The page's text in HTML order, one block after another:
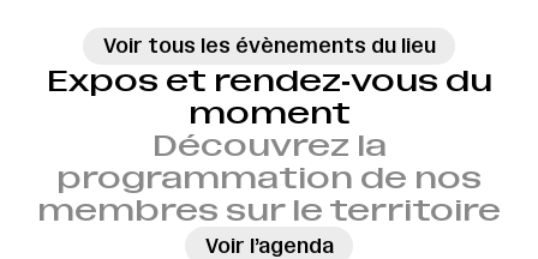
Voir tous les évènements du lieu
Expos et rendez‑vous du
moment
Découvrez la
programmation de nos
membres sur le territoire
Voir l’agenda